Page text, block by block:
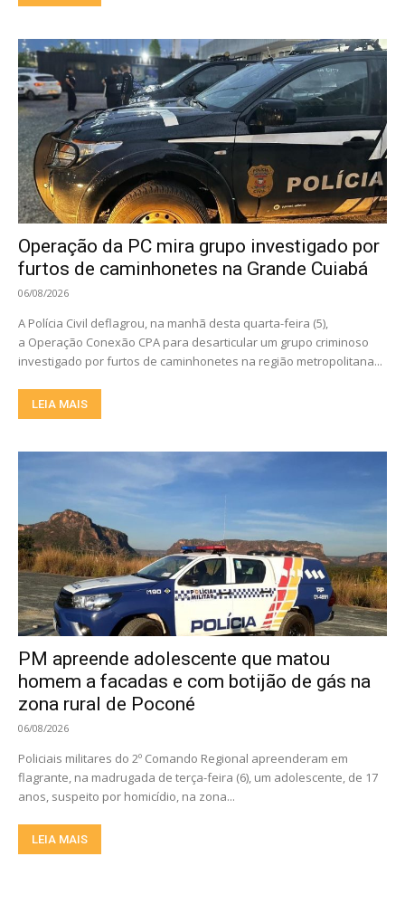
Operação da PC mira grupo investigado por
furtos de caminhonetes na Grande Cuiabá
06/08/2026
A Polícia Civil deflagrou, na manhã desta quarta-feira (5),
a Operação Conexão CPA para desarticular um grupo criminoso
investigado por furtos de caminhonetes na região metropolitana...
LEIA MAIS
PM apreende adolescente que matou
homem a facadas e com botijão de gás na
zona rural de Poconé
06/08/2026
Policiais militares do 2º Comando Regional apreenderam em
flagrante, na madrugada de terça-feira (6), um adolescente, de 17
anos, suspeito por homicídio, na zona...
LEIA MAIS